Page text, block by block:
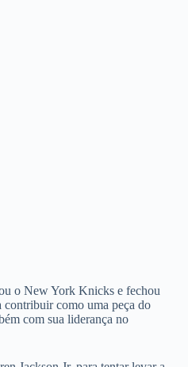
o New York Knicks e fechou
como uma peça do
com sua liderança no